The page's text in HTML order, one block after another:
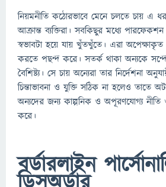
নিয়মনীতি কঠোরভাবে মেনে চলতে চায় এ
আক্রান্ত ব্যক্তিরা। সবকিছুর মধ্যে
স্বভাবটা হয়ে যায় খুঁতখুঁতে। এরা
করতে পছন্দ করে। সতর্ক থাকা অন্যকে
বৈশিষ্ট্য। সে চায় অন্যেরা তার নির্দেশনা
চিন্তাভাবনা ও যুক্তি সঠিক না হলেও তাতে
অন্যদের জন্য কাল্পনিক ও অপূরণযোগ্য নীতি
করে।
বর্ডারলাইন